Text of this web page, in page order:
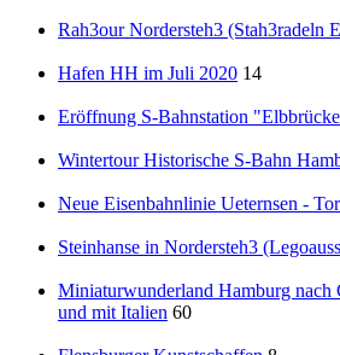
Rah3our Nordersteh3 (Stah3radeln
Hafen HH im Juli 2020 14
Eröffnung S-Bahnstation
Wintertour Historische S-Bahn
Neue Eisenbahnlinie Ueternsen -
Steinhanse in Nordersteh3
Miniaturwunderland Hamburg nach
und mit Italien 60